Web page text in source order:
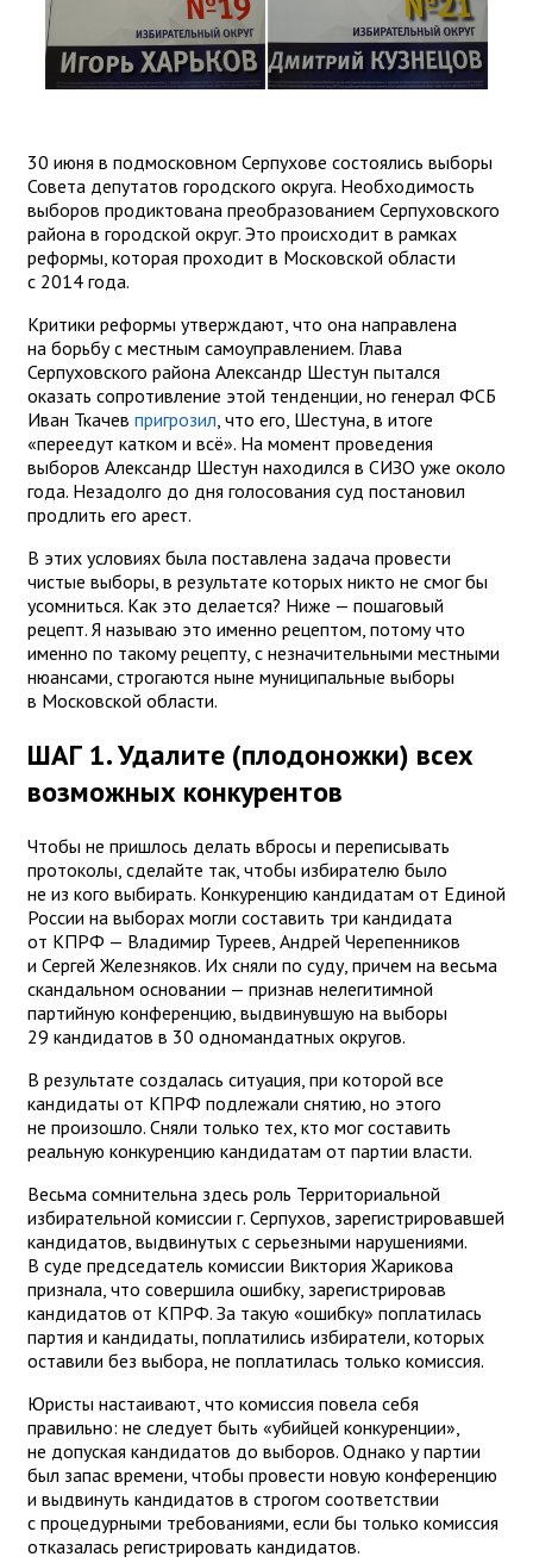
30 июня в подмосковном Серпухове состоялись выборы
Совета депутатов городского округа. Необходимость
выборов продиктована преобразованием Серпуховского
района в городской округ. Это происходит в рамках
реформы, которая проходит в Московской области
с 2014 года.
Критики реформы утверждают, что она направлена
на борьбу с местным самоуправлением. Глава
Серпуховского района Александр Шестун пытался
оказать сопротивление этой тенденции, но генерал ФСБ
Иван Ткачев пригрозил, что его, Шестуна, в итоге
«переедут катком и всё». На момент проведения
выборов Александр Шестун находился в СИЗО уже около
года. Незадолго до дня голосования суд постановил
продлить его арест.
В этих условиях была поставлена задача провести
чистые выборы, в результате которых никто не смог бы
усомниться. Как это делается? Ниже — пошаговый
рецепт. Я называю это именно рецептом, потому что
именно по такому рецепту, с незначительными местными
нюансами, строгаются ныне муниципальные выборы
в Московской области.
ШАГ 1. Удалите (плодоножки) всех
возможных конкурентов
Чтобы не пришлось делать вбросы и переписывать
протоколы, сделайте так, чтобы избирателю было
не из кого выбирать. Конкуренцию кандидатам от Единой
России на выборах могли составить три кандидата
от КПРФ — Владимир Туреев, Андрей Черепенников
и Сергей Железняков. Их сняли по суду, причем на весьма
скандальном основании — признав нелегитимной
партийную конференцию, выдвинувшую на выборы
29 кандидатов в 30 одномандатных округов.
В результате создалась ситуация, при которой все
кандидаты от КПРФ подлежали снятию, но этого
не произошло. Сняли только тех, кто мог составить
реальную конкуренцию кандидатам от партии власти.
Весьма сомнительна здесь роль Территориальной
избирательной комиссии г. Серпухов, зарегистрировавшей
кандидатов, выдвинутых с серьезными нарушениями.
В суде председатель комиссии Виктория Жарикова
признала, что совершила ошибку, зарегистрировав
кандидатов от КПРФ. За такую «ошибку» поплатилась
партия и кандидаты, поплатились избиратели, которых
оставили без выбора, не поплатилась только комиссия.
Юристы настаивают, что комиссия повела себя
правильно: не следует быть «убийцей конкуренции»,
не допуская кандидатов до выборов. Однако у партии
был запас времени, чтобы провести новую конференцию
и выдвинуть кандидатов в строгом соответствии
с процедурными требованиями, если бы только комиссия
отказалась регистрировать кандидатов.